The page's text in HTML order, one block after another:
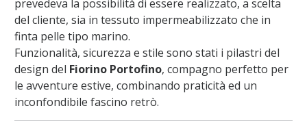
prevedeva la possibilità di essere realizzato, a scelta
del cliente, sia in tessuto impermeabilizzato che in
finta pelle tipo marino.
Funzionalità, sicurezza e stile sono stati i pilastri del
design del Fiorino Portofino, compagno perfetto per
le avventure estive, combinando praticità ed un
inconfondibile fascino retrò.